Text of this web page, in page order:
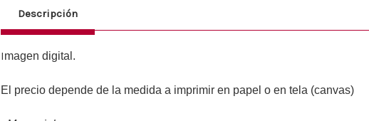
Descripción
Imagen digital.
El precio depende de la medida a imprimir en papel o en tela (canvas)